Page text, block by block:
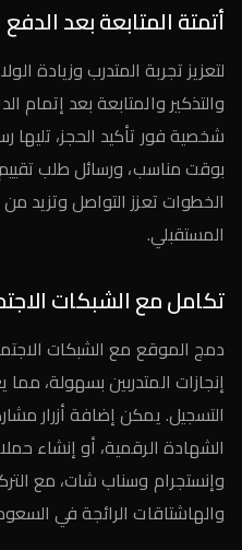
أتمتة المتابعة بعد الدفع
لتعزيز تجربة المتدرب وزيادة
والتذكير والمتابعة بعد
شخصية فور تأكيد الحجز، تليها
بوقت مناسب، ورسائل طلب
الخطوات تعزز التواصل وتزيد
المستقبلي.
تكامل مع الشبكات
دمج الموقع مع الشبكات
إنجازات المتدربين بسهولة،
التسجيل. يمكن إضافة أزرار
الشهادة الرقمية، أو إنشاء
وإنستجرام وسناب شات، مع
والهاشتاقات الرائجة في